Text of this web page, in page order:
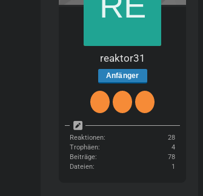
reaktor31
Anfänger
Reaktionen
28
Trophäen
4
Beiträge
78
Dateien
1